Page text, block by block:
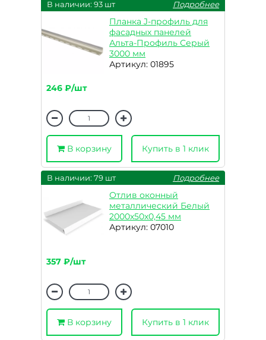
В наличии: 93 шт Подробнее
Планка J-профиль для
фасадных панелей
Альта-Профиль Серый
3000 мм
Артикул: 01895
246 ₽/шт
В корзину Купить в 1 клик
В наличии: 79 шт Подробнее
Отлив оконный
металлический Белый
2000х50х0,45 мм
Артикул: 07010
357 ₽/шт
В корзину Купить в 1 клик